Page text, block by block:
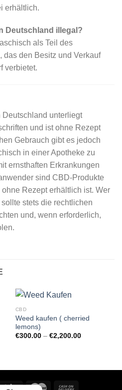
erhältlich.
Deutschland illegal?
als Teil des
das den Besitz und Verkauf
verbietet.
unterliegt
und ist ohne Rezept
Gebrauch gibt es jedoch
in einer Apotheke zu
ernsthaften Erkrankungen
sind CBD-Produkte
Rezept erhältlich ist. Wer
stets die rechtlichen
und, wenn erforderlich,
CBD
Weed kaufen ( cherried
lemons)
€300.00 – €2,200.00Preisspanne: